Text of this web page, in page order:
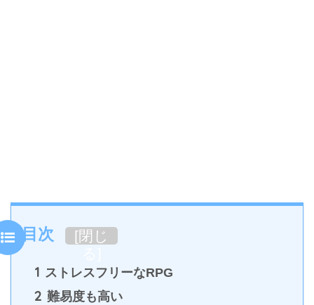
目次 [閉じ
1 ストレスフリーなRPG
2 難易度も高い